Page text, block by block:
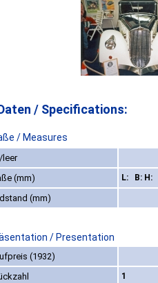
/ Specifications:
/ Measures
leer
(mm) L: B: H:
(mm)
/ Presentation
(1932)
1